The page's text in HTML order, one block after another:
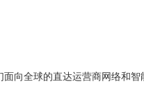
向全球的直达运营商网络和